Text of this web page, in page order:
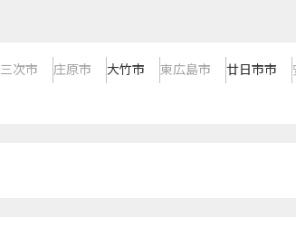
三次市 庄原市 大竹市 東広島市 廿日市市